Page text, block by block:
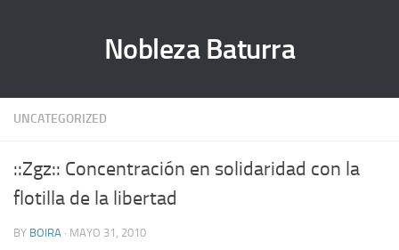
Nobleza Baturra
UNCATEGORIZED
::Zgz:: Concentración en solidaridad con la
flotilla de la libertad
BY BOIRA · MAYO 31, 2010